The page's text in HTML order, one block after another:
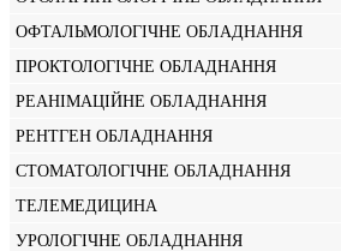
ОФТАЛЬМОЛОГІЧНЕ ОБЛАДНАННЯ
ПРОКТОЛОГІЧНЕ ОБЛАДНАННЯ
РЕАНІМАЦІЙНЕ ОБЛАДНАННЯ
РЕНТГЕН ОБЛАДНАННЯ
СТОМАТОЛОГІЧНЕ ОБЛАДНАННЯ
ТЕЛЕМЕДИЦИНА
УРОЛОГІЧНЕ ОБЛАДНАННЯ